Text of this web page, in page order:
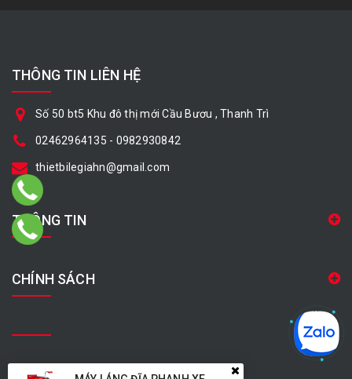
THÔNG TIN LIÊN HỆ
Số 50 bt5 Khu đô thị mới Cầu Bươu , Thanh Trì
02462964135 - 0982930842
thietbilegiahn@gmail.com
THÔNG TIN
CHÍNH SÁCH